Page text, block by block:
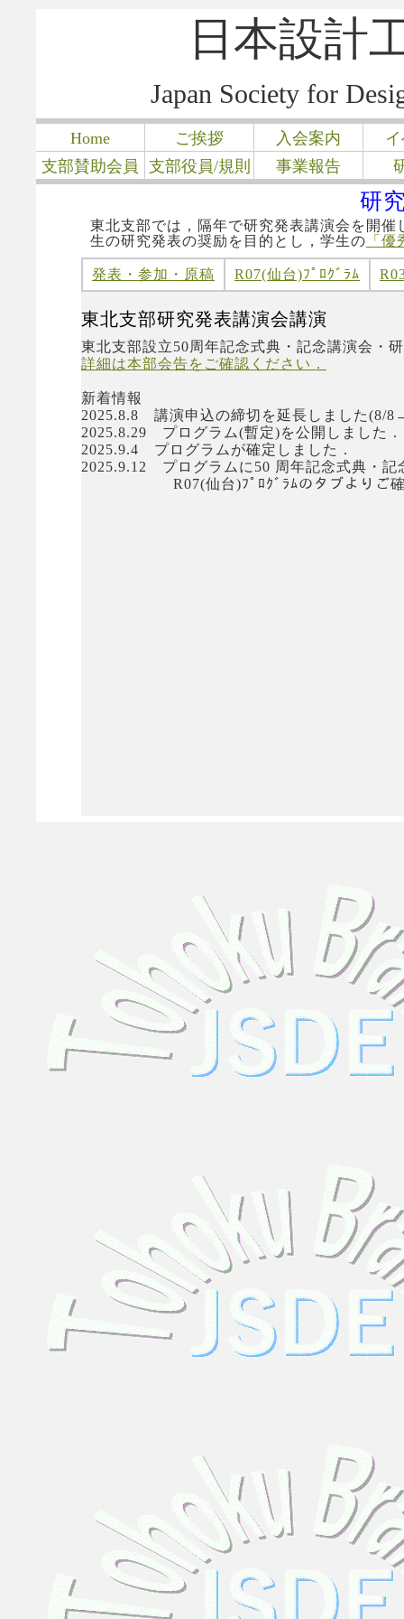
日本設計
Japan Society for
Home ご挨拶 入会案内
支部賛助会員
支部役員/規則 事業報告
研
東北支部では，隔年で研究発表講演会を開
生の研究発表の奨励を目的とし，学生の 「
発表・参加・原稿 R07(仙台)ﾌﾟﾛｸﾞﾗﾑ